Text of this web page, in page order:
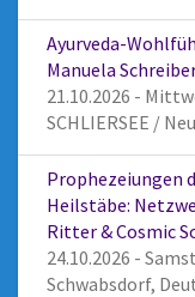
Ayurveda-
Manuela
21.10.2026 -
SCHLIERSEE /
Prophezeiungen
Heilstäbe:
Ritter & Cosmic
24.10.2026 -
Schwabsdorf,